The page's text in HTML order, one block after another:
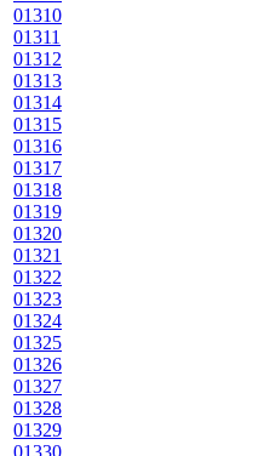
01310
01311
01312
01313
01314
01315
01316
01317
01318
01319
01320
01321
01322
01323
01324
01325
01326
01327
01328
01329
01330